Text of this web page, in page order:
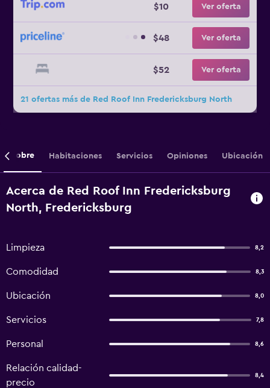
$10 Ver oferta
$48 Ver oferta
$52 Ver oferta
21 ofertas más de Red Roof Inn Fredericksburg North
Sobre Habitaciones Servicios Opiniones Ubicación
Acerca de Red Roof Inn Fredericksburg
North, Fredericksburg
Limpieza 8,2
Comodidad 8,3
Ubicación 8,0
Servicios 7,8
Personal 8,6
Relación calidad-
precio
8,4